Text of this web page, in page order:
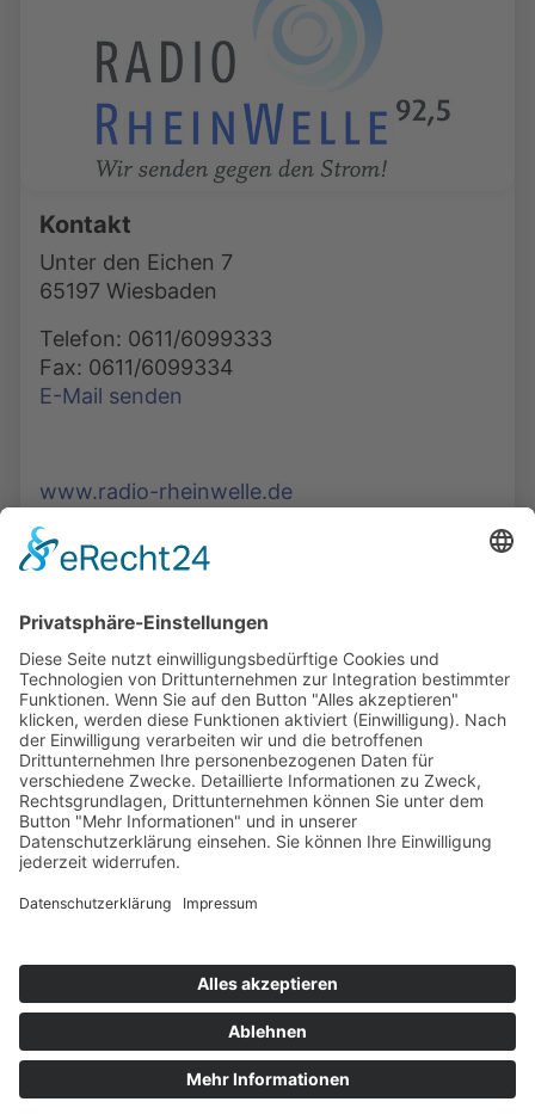
Kontakt
Unter den Eichen 7
65197 Wiesbaden
Telefon: 0611/6099333
Fax: 0611/6099334
E-Mail senden
www.radio-rheinwelle.de
Die Mediathek Hessen bietet vielfältige Videos,
Podcasts, Themen und Informationen.
Entdecken Sie unser Forum für Medien, Bildung
und Demokratie - jederzeit und überall
verfügbar.
Mehr erfahren
COOKIE-EINSTELLUNGEN
© 2026 Medienanstalt Hessen